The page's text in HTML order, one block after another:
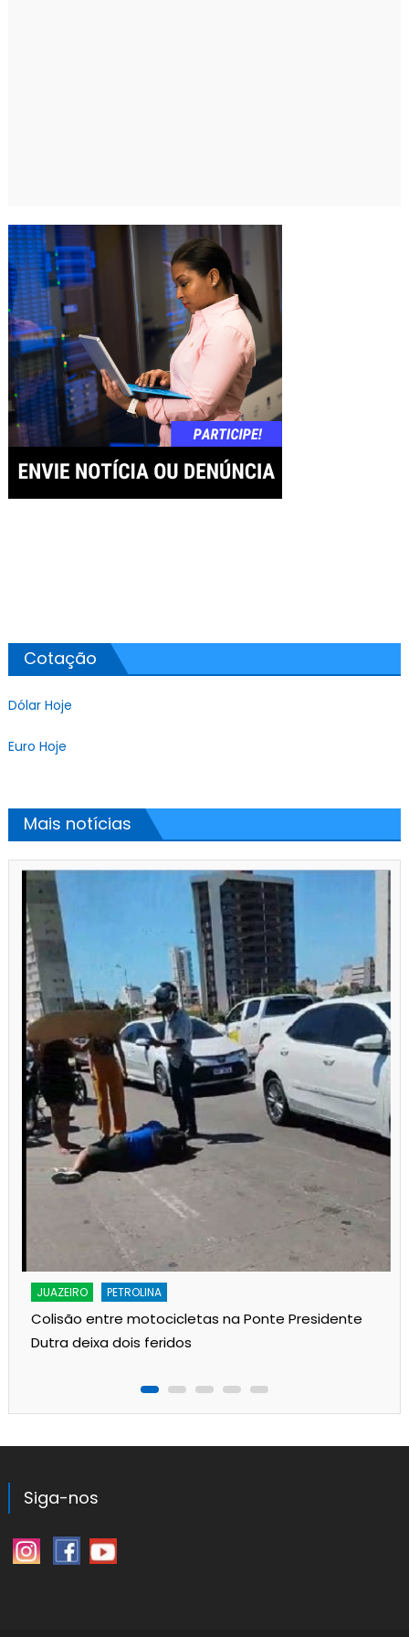
Cotação
Dólar Hoje
Euro Hoje
Mais notícias
JUAZEIRO PETROLINA
Colisão entre motocicletas na Ponte Presidente
Dutra deixa dois feridos
Siga-nos